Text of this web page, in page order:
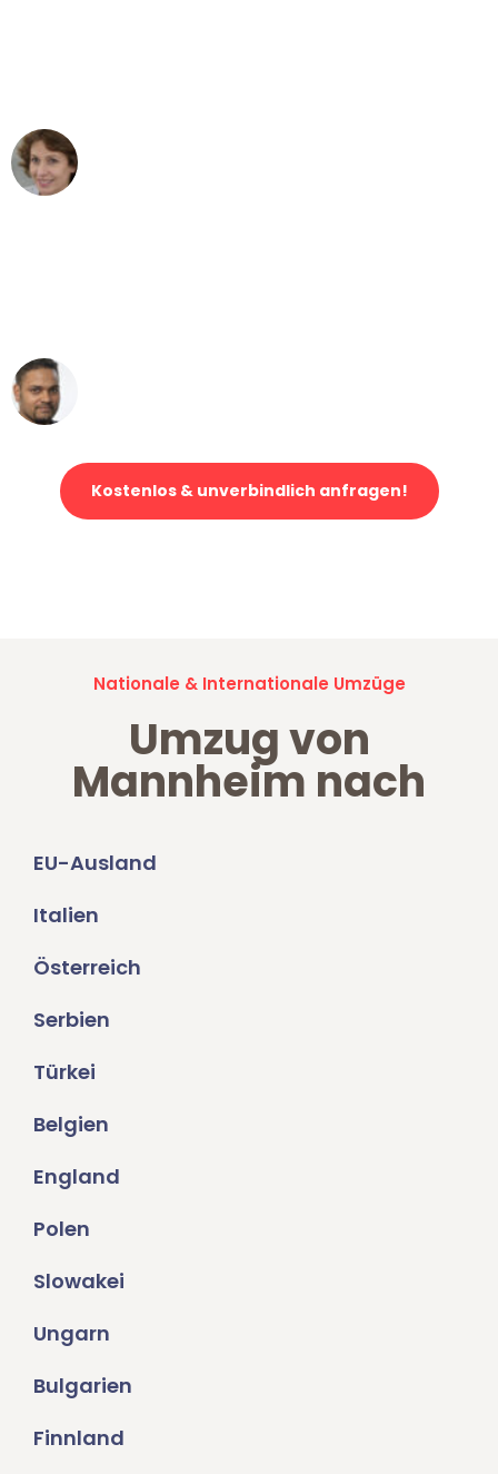
Kostenlos & unverbindlich anfragen!
Nationale & Internationale Umzüge
Umzug von
Mannheim nach
EU-Ausland
Italien
Österreich
Serbien
Türkei
Belgien
England
Polen
Slowakei
Ungarn
Bulgarien
Finnland